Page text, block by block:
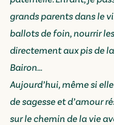
grands parents dans le
ballots de foin, nourrir
directement aux pis de
Bairon…
Aujourd’hui, même si
de sagesse et d’amour
sur le chemin de la vie